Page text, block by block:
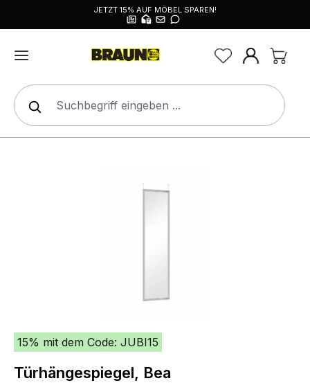
JETZT 15% AUF MÖBEL SPAREN!
15% mit dem Code: JUBI15
Türhängespiegel, Bea